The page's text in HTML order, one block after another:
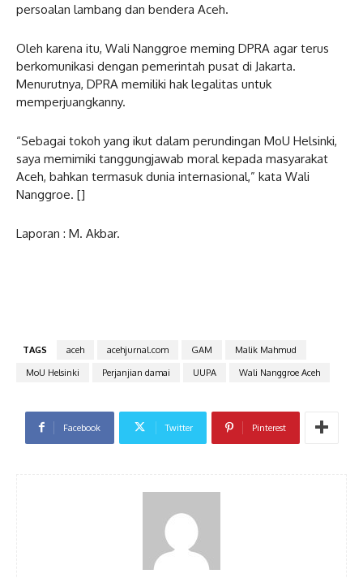
persoalan lambang dan bendera Aceh.
Oleh karena itu, Wali Nanggroe meming DPRA agar terus
berkomunikasi dengan pemerintah pusat di Jakarta.
Menurutnya, DPRA memiliki hak legalitas untuk
memperjuangkanny.
“Sebagai tokoh yang ikut dalam perundingan MoU Helsinki,
saya memimiki tanggungjawab moral kepada masyarakat
Aceh, bahkan termasuk dunia internasional,” kata Wali
Nanggroe. []
Laporan : M. Akbar.
TAGS aceh acehjurnal.com GAM
Malik Mahmud
MoU Helsinki
Perjanjian damai UUPA Wali Nanggroe Aceh
Facebook Twitter Pinterest